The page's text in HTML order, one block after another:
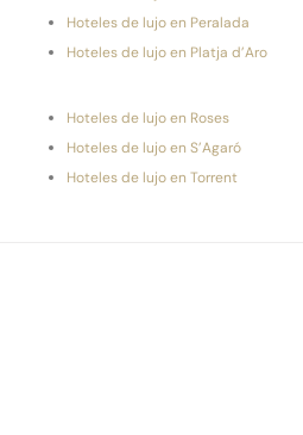
Hoteles de lujo en Peralada
Hoteles de lujo en Platja d’Aro
Hoteles de lujo en Roses
Hoteles de lujo en S’Agaró
Hoteles de lujo en Torrent